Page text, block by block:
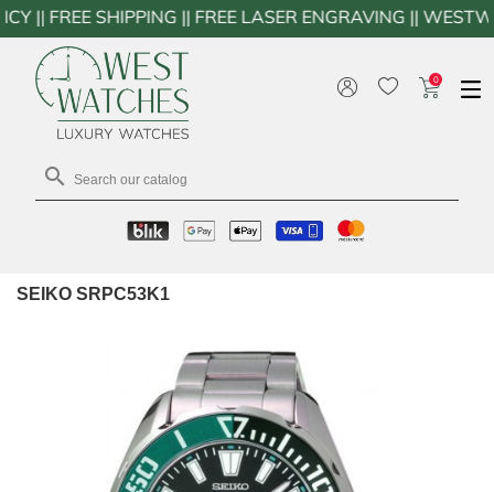

0
|| FREE LASER ENGRAVING ||
SEIKO SRPC53K1